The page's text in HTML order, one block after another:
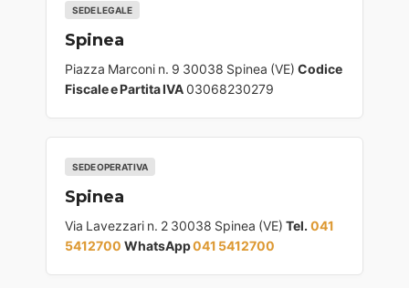
SEDE LEGALE
Spinea
Piazza Marconi n. 9 30038 Spinea (VE) Codice
Fiscale e Partita IVA03068230279
SEDE OPERATIVA
Spinea
Via Lavezzari n. 2 30038 Spinea (VE) Tel. 041
5412700 WhatsApp041 5412700